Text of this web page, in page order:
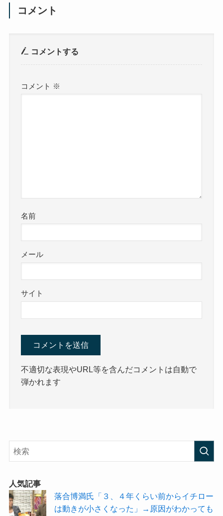
コメント
コメントする
コメント ※
名前
メール
サイト
不適切な表現やURL等を含んだコメントは自動で
弾かれます
人気記事
落合博満氏「３、４年くらい前からイチロー
は動きが小さくなった」→原因がわかっても